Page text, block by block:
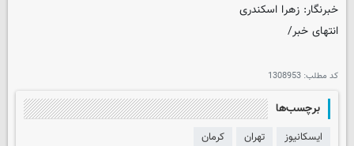
خبرنگار: زهرا اسکندری
انتهای خبر/
کد مطلب: 1308953
برچسب‌ها
ایسکانیوز تهران کرمان